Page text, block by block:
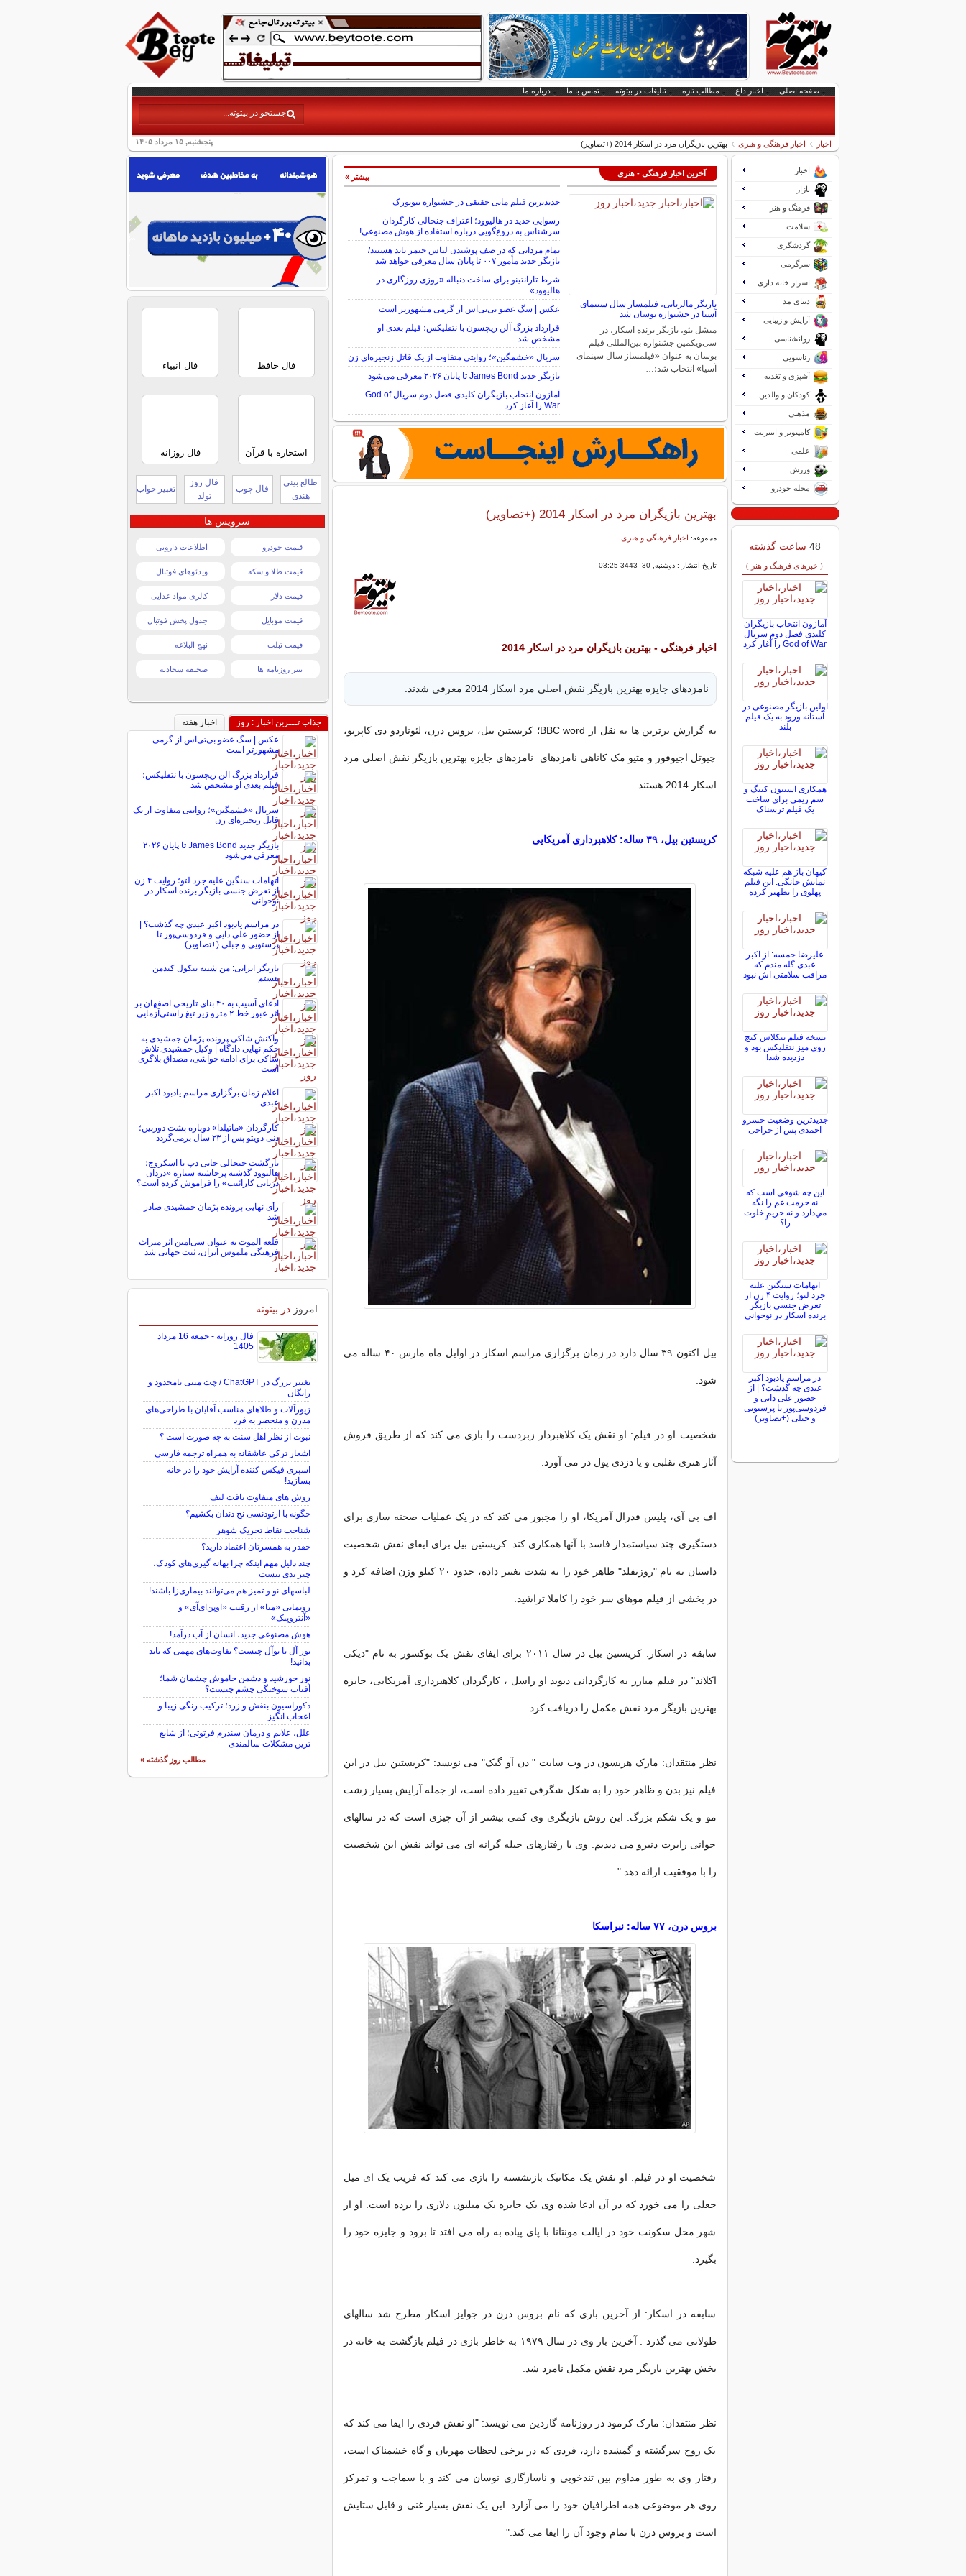
صفحه اصلی اخبار داغ مطالب تازه تبلیغات در بیتوته تماس با ما درباره ما
پنجشنبه, ۱۵ مرداد ۱۴۰۵ اخبار اخبار فرهنگی و هنری بهترین بازیگران مرد در اسکار 2014 (+تصاویر)
آخرین اخبار فرهنگی - هنری
بازیگر مالزیایی، فیلمساز سال سینمای
آسیا در جشنواره بوسان شد
میشل یئو، بازیگر برنده اسکار، در
سی‌ویکمین جشنواره بین‌المللی فیلم
بوسان به عنوان «فیلمساز سال سینمای
آسیا» انتخاب شد؛…
جدیدترین فیلم مانی حقیقی در جشنواره نیویورک
رسوایی جدید در هالیوود؛ اعتراف جنجالی کارگردان
سرشناس به دروغ‌گویی درباره استفاده از هوش مصنوعی!
تمام مردانی که در صف پوشیدن لباس جیمز باند هستند/
بازیگر جدید مأمور ۰۰۷ تا پایان سال معرفی خواهد شد
شرط تارانتینو برای ساخت دنباله «روزی روزگاری در
هالیوود»
عکس | سگ عضو بی‌تی‌اس از گرمی مشهورتر است
قرارداد بزرگ آلن ریچسون با نتفلیکس؛ فیلم بعدی او
مشخص شد
سریال «خشمگین»؛ روایتی متفاوت از یک قاتل زنجیره‌ای زن
بازیگر جدید James Bond تا پایان ۲۰۲۶ معرفی می‌شود
آمازون انتخاب بازیگران کلیدی فصل دوم سریال God of
War را آغاز کرد
بیشتر »
بهترین بازیگران مرد در اسکار 2014 (+تصاویر)
مجموعه: اخبار فرهنگی و هنری
تاریخ انتشار : دوشنبه, 30 -3443 03:25
اخبار فرهنگی - بهترین بازیگران مرد در اسکار 2014
نامزدهای جایزه بهترین بازیگر نقش اصلی مرد اسکار 2014 معرفی شدند.
به گزارش برترین ها به نقل از BBC word؛ کریستین بیل، بروس درن، لئوناردو دی کاپریو،
چیوتل اجیوفور و متیو مک کاناهی نامزدهای نامزدهای جایزه بهترین بازیگر نقش اصلی مرد
اسکار 2014 هستند.
کریستین بیل، ۳۹ ساله: کلاهبرداری آمریکایی
بیل اکنون ۳۹ سال دارد در زمان برگزاری مراسم اسکار در اوایل ماه مارس ۴۰ ساله می
شود.
شخصیت او در فیلم: او نقش یک کلاهبردار زبردست را بازی می کند که از طریق فروش
آثار هنری تقلبی و یا دزدی پول در می آورد.
اف بی آی، پلیس فدرال آمریکا، او را مجبور می کند که در یک عملیات صحنه سازی برای
دستگیری چند سیاستمدار فاسد با آنها همکاری کند. کریستین بیل برای ایفای نقش شخصیت
داستان به نام "روزنفلد" ظاهر خود را به شدت تغییر داده، حدود ۲۰ کیلو وزن اضافه کرد و
در بخشی از فیلم موهای سر خود را کاملا تراشید.
سابقه در اسکار: کریستین بیل در سال ۲۰۱۱ برای ایفای نقش یک بوکسور به نام "دیکی
اکلاند" در فیلم مبارز به کارگردانی دیوید او راسل ، کارگردان کلاهبرداری آمریکایی، جایزه
بهترین بازیگر مرد نقش مکمل را دریافت کرد.
نظر منتقدان: مارک هریسون در وب سایت " دن آو گیک" می نویسد: "کریستین بیل در این
فیلم نیز بدن و ظاهر خود را به شکل شگرفی تغییر داده است، از جمله آرایش بسیار زشت
مو و یک شکم بزرگ. این روش بازیگری وی کمی بیشتر از آن چیزی است که در سالهای
جوانی رابرت دنیرو می دیدیم. وی با رفتارهای حیله گرانه ای می تواند نقش این شخصیت
را با موفقیت ارائه دهد."
بروس درن، ۷۷ ساله: نبراسکا
شخصیت او در فیلم: او نقش یک مکانیک بازنشسته را بازی می کند که فریب یک ای میل
جعلی را می خورد که در آن ادعا شده وی یک جایزه یک میلیون دلاری را برده است. او از
شهر محل سکونت خود در ایالت مونتانا با پای پیاده به راه می افتد تا برود و جایزه خود را
بگیرد.
سابقه در اسکار: از آخرین باری که نام بروس درن در جوایز اسکار مطرح شد سالهای
طولانی می گذرد . آخرین بار وی در سال ۱۹۷۹ به خاطر بازی در فیلم بازگشت به خانه در
بخش بهترین بازیگر مرد نقش مکمل نامزد شد.
نظر منتقدان: مارک کرمود در روزنامه گاردین می نویسد: "او نقش فردی را ایفا می کند که
یک روح سرگشته و گمشده دارد، فردی که در برخی لحظات مهربان و گاه خشمناک است،
رفتار وی به طور مداوم بین تندخویی و ناسازگاری نوسان می کند و با سماجت و تمرکز
روی هر موضوعی همه اطرافیان خود را می آزارد. این یک نقش بسیار غنی و قابل ستایش
است و بروس درن با تمام وجود آن را ایفا می کند."
اخبار
بازار
فرهنگ و هنر
سلامت
گردشگری
سرگرمی
اسرار خانه داری
دنیای مد
آرایش و زیبایی
روانشناسی
زناشویی
آشپزی و تغذیه
کودکان و والدین
مذهبی
کامپیوتر و اینترنت
علمی
ورزش
مجله خودرو
48 ساعت گذشته
( خبرهای فرهنگ و هنر )
آمازون انتخاب بازیگران
کلیدی فصل دوم سریال
God of War را آغاز کرد
اولین بازیگر مصنوعی در
آستانه ورود به یک فیلم
بلند
همکاری استیون کینگ و
سم ریمی برای ساخت
یک فیلم ترسناک
کیهان باز هم علیه شبکه
نمابش خانگی: این فیلم
پهلوی را تطهیر کرده
علیرضا خمسه: از اکبر
عبدی گله مندم که
مراقب سلامتی اش نبود
نسخه فیلم نیکلاس کیج
روی میز نتفلیکس بود و
دزدیده شد!
جدیدترین وضعیت خسرو
احمدی پس از جراحی
اين چه شوقي است كه
نه حرمت غم را نگه
مي‌دارد و نه حريمِ خلوت
را؟
اتهامات سنگین علیه
جرد لتو؛ روایت ۴ زن از
تعرض جنسی بازیگر
برنده اسکار در نوجوانی
در مراسم یادبود اکبر
عبدی چه گذشت؟ | از
حضور علی دایی و
فردوسی‌پور تا پرستویی
و جبلی (+تصاویر)
فال حافظ فال انبیاء
استخاره با قرآن فال روزانه
طالع بینی
هندی
فال چوب
فال روز
تولد
تعبیر خواب
سرویس ها
قیمت خودرو اطلاعات دارویی
قیمت طلا و سکه ویدئوهای فوتبال
قیمت دلار کالری مواد غذایی
قیمت موبایل جدول پخش فوتبال
قیمت تبلت نهج البلاغه
تیتر روزنامه ها صحیفه سجادیه
جذاب تـــرین اخبار : روز
اخبار هفته
عکس | سگ عضو بی‌تی‌اس از گرمی
مشهورتر است
قرارداد بزرگ آلن ریچسون با نتفلیکس؛
فیلم بعدی او مشخص شد
سریال «خشمگین»؛ روایتی متفاوت از یک
قاتل زنجیره‌ای زن
بازیگر جدید James Bond تا پایان ۲۰۲۶
معرفی می‌شود
اتهامات سنگین علیه جرد لتو؛ روایت ۴ زن
از تعرض جنسی بازیگر برنده اسکار در
نوجوانی
در مراسم یادبود اکبر عبدی چه گذشت؟ |
از حضور علی دایی و فردوسی‌پور تا
پرستویی و جبلی (+تصاویر)
بازیگر ایرانی: من شبیه نیکول کیدمن
هستم
ادعای آسیب به ۴۰ بنای تاریخی اصفهان بر
اثر عبور خط ۲ مترو زیر تیغ راستی‌آزمایی
واکنش شاکی پرونده پژمان جمشیدی به
حکم نهایی دادگاه | وکیل جمشیدی:تلاش
شاکی برای ادامه حواشی، مصداق بلاگری
است
اعلام زمان برگزاری مراسم یادبود اکبر
عبدی
کارگردان «ماتیلدا» دوباره پشت دوربین؛
دنی دویتو پس از ۲۳ سال برمی‌گردد
بازگشت جنجالی جانی دپ با اسکروج؛
هالیوود گذشته پرحاشیه ستاره «دزدان
دریایی کارائیب» را فراموش کرده است؟
رأی نهایی پرونده پژمان جمشیدی صادر
شد
قلعه الموت به عنوان سی‌امین اثر میراث‌
فرهنگی ملموس ایران، ثبت جهانی شد
امروز در بیتوته
فال روزانه - جمعه 16 مرداد
1405
تغییر بزرگ در ChatGPT / چت متنی نامحدود و
رایگان
زیورآلات و طلاهای مناسب آقایان با طراحی‌های
مدرن و منحصر به فرد
نبوت از نظر اهل سنت به چه صورت است ؟
اشعار ترکی عاشقانه به همراه ترجمه فارسی
اسپری فیکس کننده آرایش خود را در خانه
بسازید!
روش های متفاوت بافت لیف
چگونه با ارتودنسی نخ دندان بکشیم؟
شناخت نقاط تحریک شوهر
چقدر به همسرتان اعتماد دارید؟
چند دلیل مهم اینکه چرا بهانه گیری‌های کودک،
چیز بدی نیست
لباس‎های نو و تمیز هم می‌توانند بیماری‌زا باشند!
رونمایی «متا» از رقیب «اوپن‌ای‌آی» و
«آنتروپیک»
هوش مصنوعی جدید، انسان از آب درآمد!
تور آل یا یوآل چیست؟ تفاوت‌های مهمی که باید
بدانید!
نور خورشید و دشمن خاموش چشمان شما؛
آفتاب سوختگی چشم چیست؟
دکوراسیون بنفش و زرد؛ ترکیب رنگی زیبا و
اعجاب انگیز
علل، علایم و درمان سندرم فرتوتی؛ از شایع
ترین مشکلات سالمندی
مطالب روز گذشته »